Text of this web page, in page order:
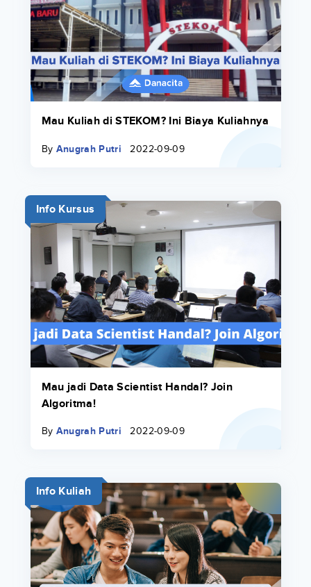
Mau Kuliah di STEKOM? Ini Biaya Kuliahnya
By Anugrah Putri 2022-09-09
Info Kursus
Mau jadi Data Scientist Handal? Join
Algoritma!
By Anugrah Putri 2022-09-09
Info Kuliah